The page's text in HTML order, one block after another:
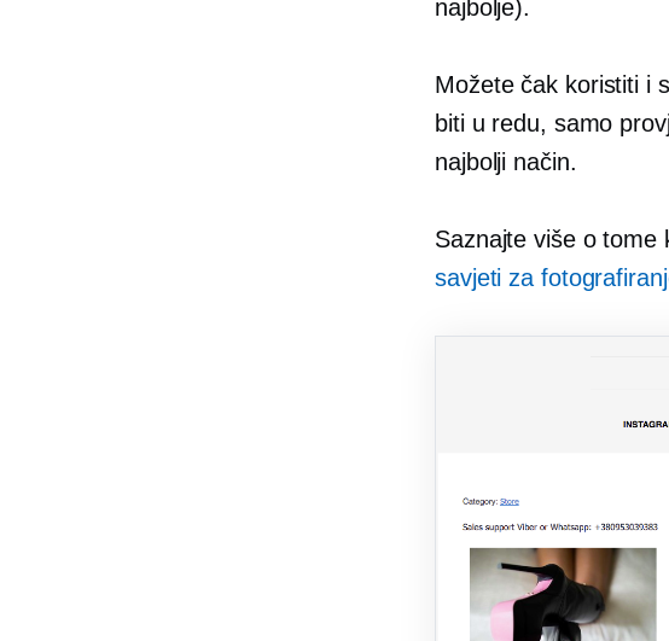
najbolje).
Možete čak koristiti i
biti u redu, samo
najbolji način.
Saznajte više o
savjeti za